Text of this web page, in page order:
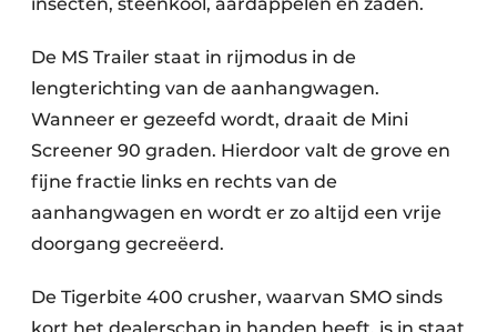
De MS Trailer staat in rijmodus in de
lengterichting van de aanhangwagen.
Wanneer er gezeefd wordt, draait de Mini
Screener 90 graden. Hierdoor valt de grove en
fijne fractie links en rechts van de
aanhangwagen en wordt er zo altijd een vrije
doorgang gecreëerd.
De Tigerbite 400 crusher, waarvan SMO sinds